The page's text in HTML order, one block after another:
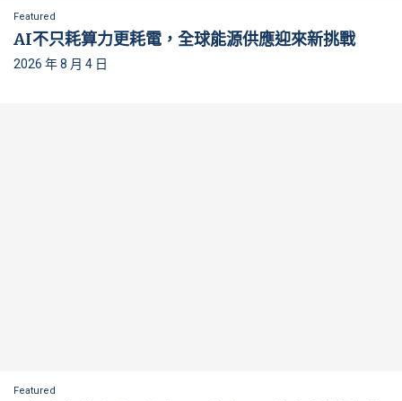
Featured
AI不只耗算力更耗電，全球能源供應迎來新挑戰
2026 年 8 月 4 日
Featured